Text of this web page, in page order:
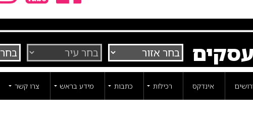
אינדקס רכילות כתבות מידע בראש צרו קשר